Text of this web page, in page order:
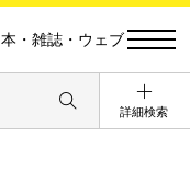
本・雑誌・ウェブ
詳細検索